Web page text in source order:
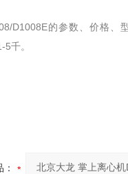
D1008E的参数、价格、
千。